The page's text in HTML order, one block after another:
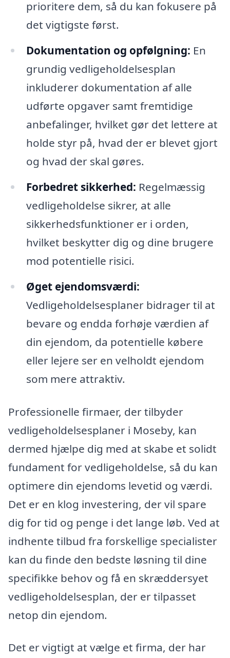
prioritere dem, så du kan fokusere på
det vigtigste først.
Dokumentation og opfølgning: En
grundig vedligeholdelsesplan
inkluderer dokumentation af alle
udførte opgaver samt fremtidige
anbefalinger, hvilket gør det lettere at
holde styr på, hvad der er blevet gjort
og hvad der skal gøres.
Forbedret sikkerhed: Regelmæssig
vedligeholdelse sikrer, at alle
sikkerhedsfunktioner er i orden,
hvilket beskytter dig og dine brugere
mod potentielle risici.
Øget ejendomsværdi:
Vedligeholdelsesplaner bidrager til at
bevare og endda forhøje værdien af
din ejendom, da potentielle købere
eller lejere ser en velholdt ejendom
som mere attraktiv.
Professionelle firmaer, der tilbyder
vedligeholdelsesplaner i Moseby, kan
dermed hjælpe dig med at skabe et solidt
fundament for vedligeholdelse, så du kan
optimere din ejendoms levetid og værdi.
Det er en klog investering, der vil spare
dig for tid og penge i det lange løb. Ved at
indhente tilbud fra forskellige specialister
kan du finde den bedste løsning til dine
specifikke behov og få en skræddersyet
vedligeholdelsesplan, der er tilpasset
netop din ejendom.
Det er vigtigt at vælge et firma, der har